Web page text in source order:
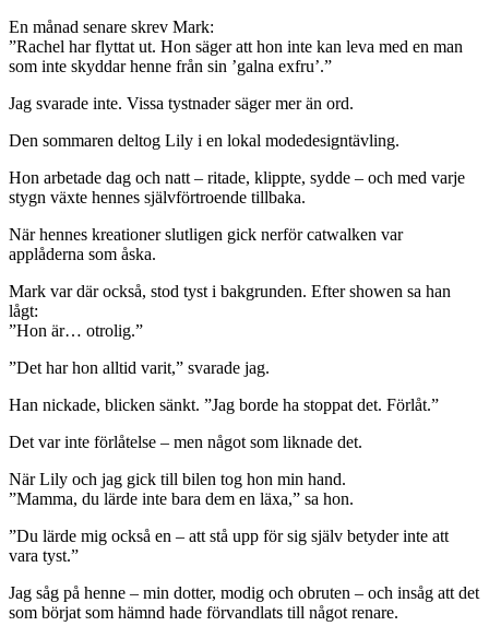
En månad senare skrev Mark:
”Rachel har flyttat ut. Hon säger att hon inte kan leva med en man
som inte skyddar henne från sin ’galna exfru’.”
Jag svarade inte. Vissa tystnader säger mer än ord.
Den sommaren deltog Lily i en lokal modedesigntävling.
Hon arbetade dag och natt – ritade, klippte, sydde – och med varje
stygn växte hennes självförtroende tillbaka.
När hennes kreationer slutligen gick nerför catwalken var
applåderna som åska.
Mark var där också, stod tyst i bakgrunden. Efter showen sa han
lågt:
”Hon är… otrolig.”
”Det har hon alltid varit,” svarade jag.
Han nickade, blicken sänkt. ”Jag borde ha stoppat det. Förlåt.”
Det var inte förlåtelse – men något som liknade det.
När Lily och jag gick till bilen tog hon min hand.
”Mamma, du lärde inte bara dem en läxa,” sa hon.
”Du lärde mig också en – att stå upp för sig själv betyder inte att
vara tyst.”
Jag såg på henne – min dotter, modig och obruten – och insåg att det
som börjat som hämnd hade förvandlats till något renare.